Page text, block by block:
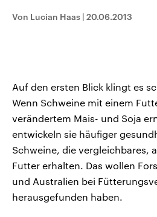
Von Lucian Haas | 20.06.2013
Auf den ersten Blick klingt es
Wenn Schweine mit einem
verändertem Mais- und Soja
entwickeln sie häufiger
Schweine, die vergleichbares,
Futter erhalten. Das wollen
und Australien bei
herausgefunden haben.